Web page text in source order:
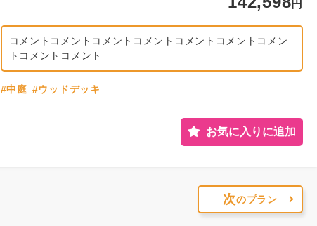
円
コメントコメントコメントコメントコメントコメントコメン
トコメントコメント
#中庭 #ウッドデッキ
お気に入りに追加
次のプラン